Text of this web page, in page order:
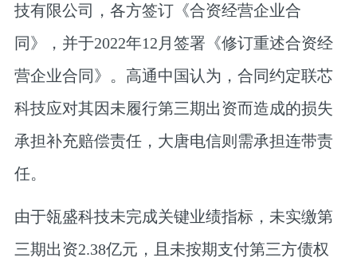
技有限公司，各方签订《合资经营企业合
同》，并于2022年12月签署《修订重述合资经
营企业合同》。高通中国认为，合同约定联芯
科技应对其因未履行第三期出资而造成的损失
承担补充赔偿责任，大唐电信则需承担连带责
任。
由于瓴盛科技未完成关键业绩指标，未实缴第
三期出资2.38亿元，且未按期支付第三方债权